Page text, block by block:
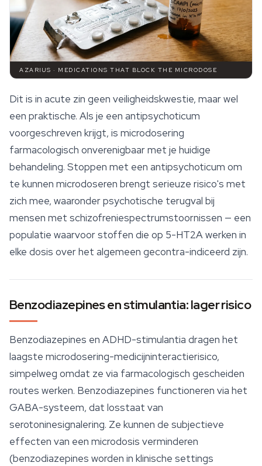
AZARIUS · MEDICATIONS THAT BLOCK THE MICRODOSE
Dit is in acute zin geen veiligheidskwestie, maar wel
een praktische. Als je een antipsychoticum
voorgeschreven krijgt, is microdosering
farmacologisch onverenigbaar met je huidige
behandeling. Stoppen met een antipsychoticum om
te kunnen microdoseren brengt serieuze risico's met
zich mee, waaronder psychotische terugval bij
mensen met schizofreniespectrumstoornissen — een
populatie waarvoor stoffen die op 5-HT2A werken in
elke dosis over het algemeen gecontra-indiceerd zijn.
Benzodiazepines en stimulantia: lager risico
Benzodiazepines en ADHD-stimulantia dragen het
laagste microdosering-medicijninteractierisico,
simpelweg omdat ze via farmacologisch gescheiden
routes werken. Benzodiazepines functioneren via het
GABA-systeem, dat losstaat van
serotoninesignalering. Ze kunnen de subjectieve
effecten van een microdosis verminderen
(benzodiazepines worden in klinische settings